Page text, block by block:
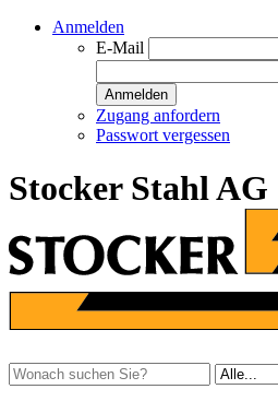
Anmelden
E-Mail
Anmelden
Zugang anfordern
Passwort vergessen
Stocker Stahl AG